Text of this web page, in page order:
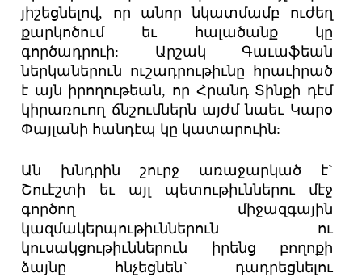
յիշեցնելով, որ անոր նկատմամբ ուժեղ
քարկոծում եւ հալածանք կը
գործադրուի: Արշակ Գաւաֆեան
ներկաներուն ուշադրութիւնը հրաւիրած
է այն իրողութեան, որ Հրանդ Տինքի դէմ
կիրառուող ճնշումներն այժմ նաեւ Կարօ
Փայլանի հանդէպ կը կատարուին:
Ան խնդրին շուրջ առաջարկած է`
Շուէշտի եւ այլ պետութիւններու մէջ
գործող միջազգային
կազմակերպութիւններուն ու
կուսակցութիւններուն իրենց բողոքի
ձայնը հնչեցնեն` դադրեցնելու